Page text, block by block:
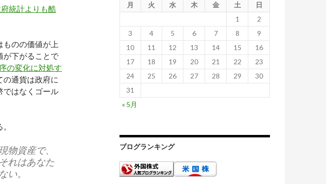
統計よりも酷
ものの価値が上
が下がることで
の変化に対処す
の通貨は政府に
ではなくゴール
物資産で、
れはあなた
い。
月 火 水 木 金 土
日
1
2
3
4 5 6 7 8
9
10
11 12 13 14 15
16
17
18 19 20 21 22
23
24
25 26 27 28 29
30
31
« 5月
ブログランキング